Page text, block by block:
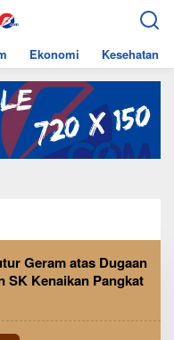
Ekonomi Kesehatan
Geram atas Dugaan
SK Kenaikan Pangkat